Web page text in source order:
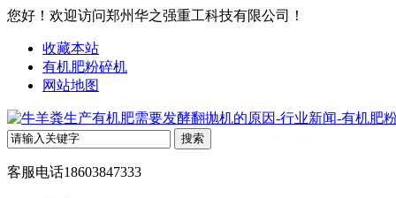
您好！欢迎访问郑州华之强重工科技有限公司！
收藏本站
有机肥粉碎机
网站地图
客服电话18603847333